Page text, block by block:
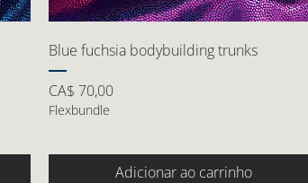
Blue fuchsia bodybuilding trunks
Preço
CA$ 70,00
Flexbundle
Adicionar ao carrinho